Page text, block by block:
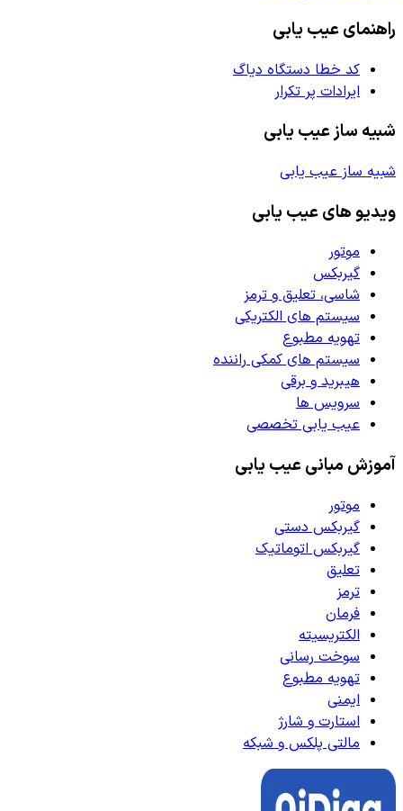
راهنمای عیب یابی
کد خطا دستگاه دیاگ
ایرادات پر تکرار
شبیه ساز عیب یابی
شبیه ساز عیب یابی
ویدیو های عیب یابی
موتور
گیربکس
شاسی، تعلیق و ترمز
سیستم های الکتریکی
تهویه مطبوع
سیستم های کمکی راننده
هیبرید و برقی
سرویس ها
عیب یابی تخصصی
آموزش مبانی عیب یابی
موتور
گیربکس دستی
گیربکس اتوماتیک
تعلیق
ترمز
فرمان
الکتریسیته
سوخت رسانی
تهویه مطبوع
ایمنی
استارت و شارژ
مالتی پلکس و شبکه